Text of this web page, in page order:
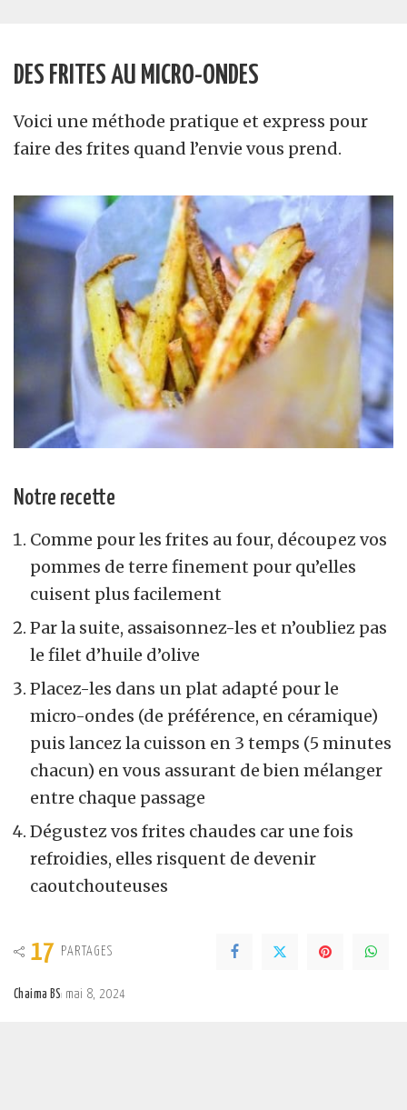
DES FRITES AU MICRO-ONDES
Voici une méthode pratique et express pour
faire des frites quand l’envie vous prend.
Notre recette
Comme pour les frites au four, découpez vos
pommes de terre finement pour qu’elles
cuisent plus facilement
Par la suite, assaisonnez-les et n’oubliez pas
le filet d’huile d’olive
Placez-les dans un plat adapté pour le
micro-ondes (de préférence, en céramique)
puis lancez la cuisson en 3 temps (5 minutes
chacun) en vous assurant de bien mélanger
entre chaque passage
Dégustez vos frites chaudes car une fois
refroidies, elles risquent de devenir
caoutchouteuses
17 PARTAGES
Chaima BS mai 8, 2024